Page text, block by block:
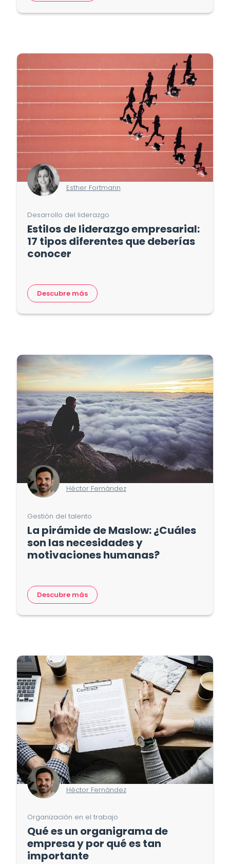
Esther Fortmann
Desarrollo del liderazgo
Estilos de liderazgo empresarial:
17 tipos diferentes que deberías
conocer
Descubre más
Héctor Fernández
Gestión del talento
La pirámide de Maslow: ¿Cuáles
son las necesidades y
motivaciones humanas?
Descubre más
Héctor Fernández
Organización en el trabajo
Qué es un organigrama de
empresa y por qué es tan
importante